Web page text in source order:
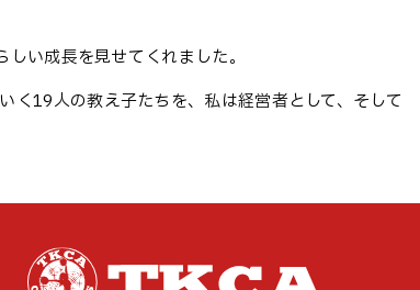
い成長を見せてくれました。
く19人の教え子たちを、私は経営者として、そして